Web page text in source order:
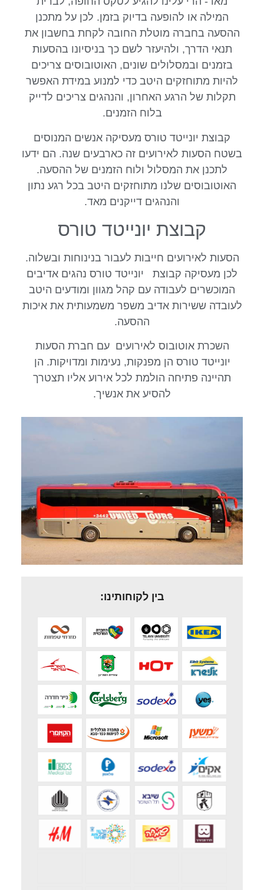
המילה או להופעה בדיוק בזמן. לכן על מתכנן
ההסעה בחברה מוטלת החובה לקחת בחשבון את
תנאי הדרך, ולהיעזר לשם כך בניסיונו בהסעות
בזמנים ובמסלולים שונים, האוטובוסים צריכים
להיות מתוחזקים היטב כדי למנוע במידת האפשר
תקלות של הרגע האחרון, והנהגים צריכים לדייק
בלוח הזמנים.
קבוצת יונייטד טורס מעסיקה אנשים המנוסים
בשטח הסעות לאירועים זה כארבעים שנה. הם ידעו
לתכנן את המסלול ולוח הזמנים של ההסעה.
האוטובוסים שלנו מתוחזקים היטב בכל רגע נתון
והנהגים דייקנים מאד.
קבוצת יונייטד טורס
הסעות לאירועים חייבות לעבור בנינוחות ובשלוה.
לכן מעסיקה קבוצת יונייטד טורס נהגים אדיבים
המוכשרים לעבודה עם קהל מגוון ומודעים היטב
לעובדה ששירות אדיב משפר משמעותית את איכות
ההסעה.
השכרת אוטובוס לאירועים עם חברת הסעות
יונייטד טורס הן מפנקות, נעימות ומדויקות. הן
תהיינה פתיחה הולמת לכל אירוע אליו תצטרך
להסיע את אנשיך.
בין לקוחותינו: